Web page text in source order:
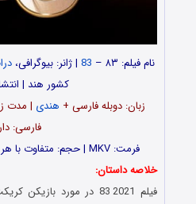
نام فیلم: ۸۳ – 83 | ژانر: بیوگرافی،
کشور هند | انتشار:
زبان: دوبله فارسی + هندی
فارسی:
فرمت: MKV | حجم: متفاوت با هر کیفیت | امتیاز: 7.4 از 10
خلاصه داستان:
فیلم 83
i
2021 در مورد بازیکن